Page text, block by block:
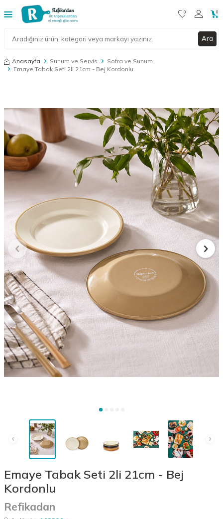
Ara
0 0
Anasayfa Sunum ve Servis
Sofra ve Sunum
Emaye Tabak Seti 2li 21cm - Bej Kordonlu
Emaye Tabak Seti 2li 21cm - Bej
Kordonlu
Refikadan